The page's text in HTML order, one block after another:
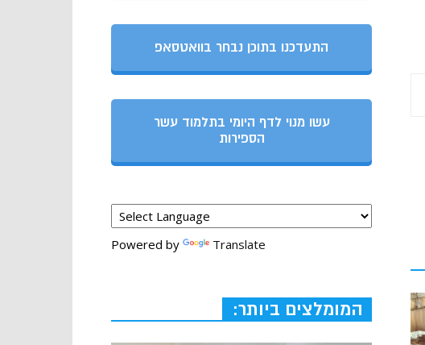
התעדכנו בתוכן נבחר בוואטסאפ
עשו מנוי לדף היומי בתלמוד עשר
הספירות
Powered by Translate
המומלצים ביותר: